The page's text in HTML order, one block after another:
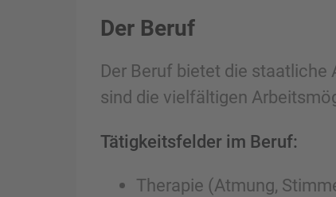
Der Beruf
Der Beruf bietet die staatliche
sind die vielfältigen
Tätigkeitsfelder im Beruf:
Therapie (Atmung,